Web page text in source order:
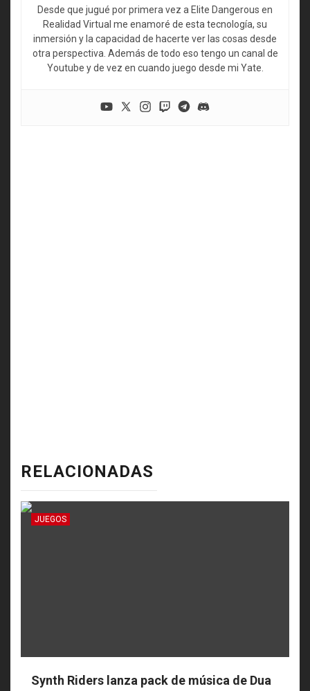
Desde que jugué por primera vez a Elite Dangerous en
Realidad Virtual me enamoré de esta tecnología, su
inmersión y la capacidad de hacerte ver las cosas desde
otra perspectiva. Además de todo eso tengo un canal de
Youtube y de vez en cuando juego desde mi Yate.
RELACIONADAS
JUEGOS
Synth Riders lanza pack de música de Dua